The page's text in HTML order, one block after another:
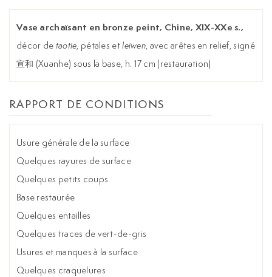
Vase archaïsant en bronze peint, Chine, XIX-XXe s.,
décor de taotie, pétales etleiwen, avec arêtes en relief, signé
宣和 (Xuanhe) sous la base, h. 17 cm (restauration)
RAPPORT DE CONDITIONS
Usure générale de la surface
Quelques rayures de surface
Quelques petits coups
Base restaurée
Quelques entailles
Quelques traces de vert-de-gris
Usures et manques à la surface
Quelques craquelures